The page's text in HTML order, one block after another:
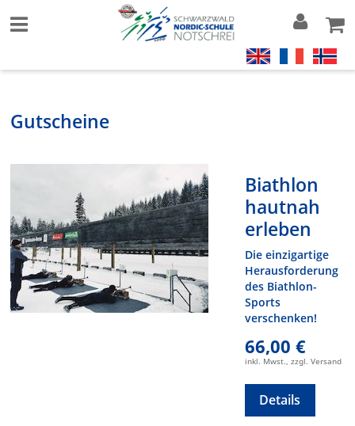
Gutscheine
Biathlon
hautnah
erleben
Die einzigartige
Herausforderung
des Biathlon-
Sports
verschenken!
66,00 €
inkl. Mwst., zzgl. Versand
Details